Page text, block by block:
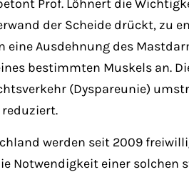
Prof. Löhnert die
der Scheide drückt, zu
eine Ausdehnung des
bestimmten Muskels an.
(Dyspareunie)
werden seit 2009
Notwendigkeit einer solchen